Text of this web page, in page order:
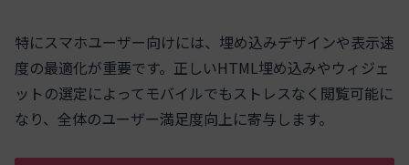
特にスマホユーザー向けには、埋め込みデザインや表示速
度の最適化が重要です。正しいHTML埋め込みやウィジェ
ットの選定によってモバイルでもストレスなく閲覧可能に
なり、全体のユーザー満足度向上に寄与します。